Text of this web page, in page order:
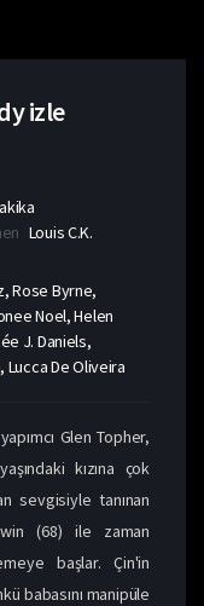
izle
Louis C.K.
Rose Byrne,
Noel, Helen
J. Daniels,
Lucca De Oliveira
Glen Topher,
kızına çok
sevgisiyle tanınan
(68) ile zaman
başlar. Çin'in
babasını manipüle